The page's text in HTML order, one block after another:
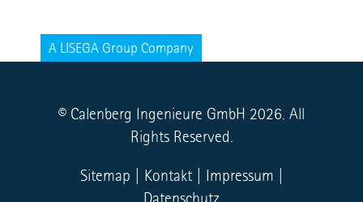
© Calenberg Ingenieure GmbH 2026. All
Rights Reserved.
Sitemap
Kontakt| Impressum
Datenschutz